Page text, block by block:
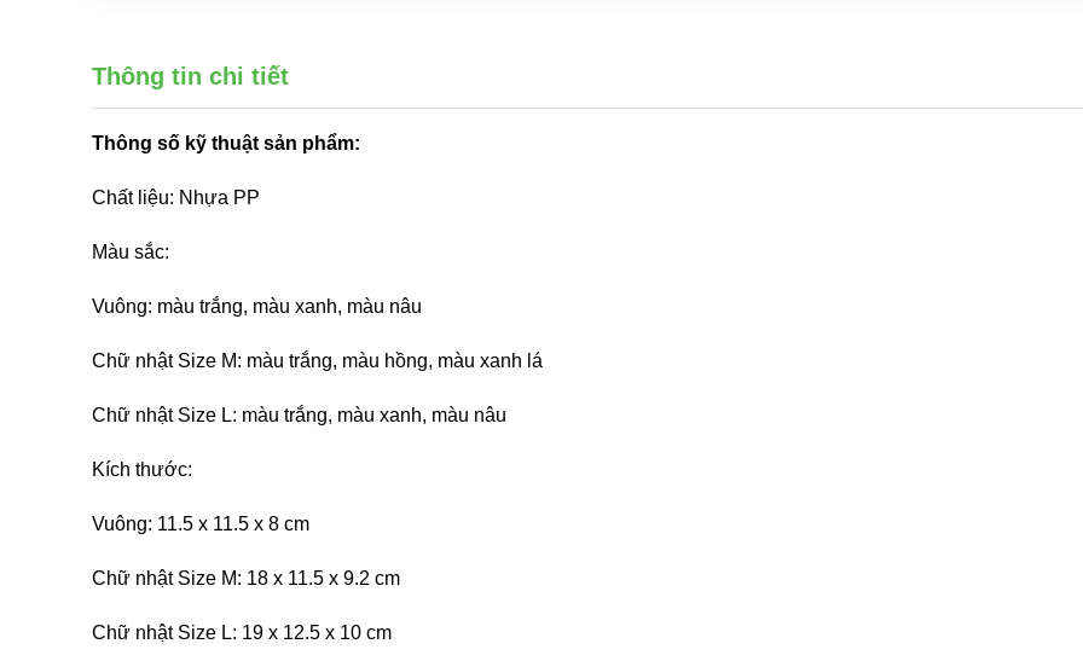
Thông tin chi tiết
Thông số kỹ thuật sản phẩm:
Chất liệu: Nhựa PP
Màu sắc:
Vuông: màu trắng, màu xanh, màu nâu
Chữ nhật Size M: màu trắng, màu hồng, màu xanh lá
Chữ nhật Size L: màu trắng, màu xanh, màu nâu
Kích thước:
Vuông: 11.5 x 11.5 x 8 cm
Chữ nhật Size M: 18 x 11.5 x 9.2 cm
Chữ nhật Size L: 19 x 12.5 x 10 cm